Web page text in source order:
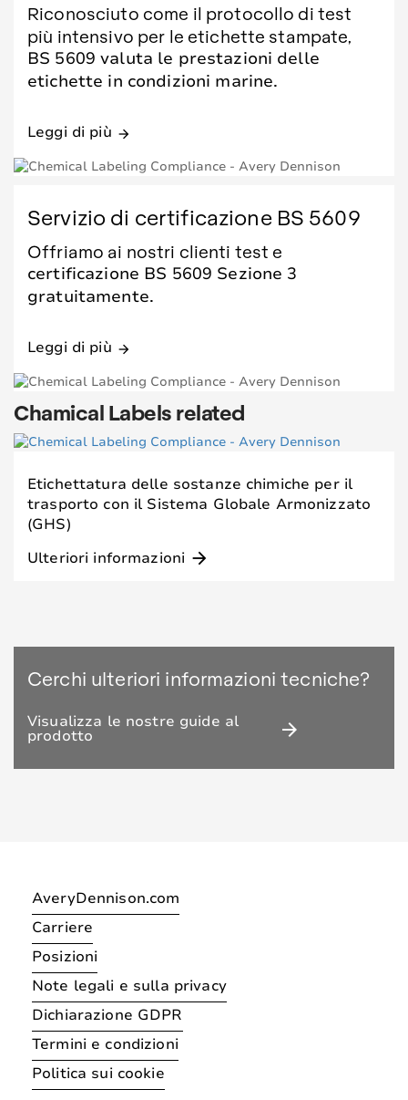
Riconosciuto come il protocollo di test
più intensivo per le etichette stampate,
BS 5609 valuta le prestazioni delle
etichette in condizioni marine.
Leggi di più arrow_forward
Servizio di certificazione BS 5609
Offriamo ai nostri clienti test e
certificazione BS 5609 Sezione 3
gratuitamente.
Leggi di più arrow_forward
Chamical Labels related
Etichettatura delle sostanze chimiche per il
trasporto con il Sistema Globale Armonizzato
(GHS)
Ulteriori informazioni arrow_forward
Cerchi ulteriori informazioni tecniche?
Visualizza le nostre guide al
prodotto arrow_forward
AveryDennison.com
Carriere
Posizioni
Note legali e sulla privacy
Dichiarazione GDPR
Termini e condizioni
Politica sui cookie